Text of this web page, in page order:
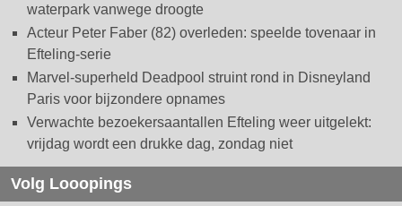
waterpark vanwege droogte
Acteur Peter Faber (82) overleden: speelde tovenaar in
Efteling-serie
Marvel-superheld Deadpool struint rond in Disneyland
Paris voor bijzondere opnames
Verwachte bezoekersaantallen Efteling weer uitgelekt:
vrijdag wordt een drukke dag, zondag niet
Volg Looopings